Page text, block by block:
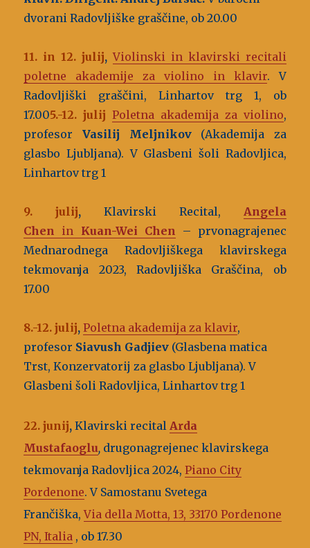
dvorani Radovljiške graščine, ob 20.00
11. in 12. julij, Violinski in klavirski recitali
poletne akademije za violino in klavir. V
Radovljiški graščini, Linhartov trg 1, ob
17.005.-12. julijPoletna akademija za violino,
profesor Vasilij Meljnikov(Akademija za
glasbo Ljubljana). V Glasbeni šoli Radovljica,
Linhartov trg 1
9. julij, Klavirski Recital, Angela
Chen
in Kuan-Wei Chen – prvonagrajenec
Mednarodnega Radovljiškega klavirskega
tekmovanja 2023, Radovljiška Graščina, ob
17.00
8.-12. julij, Poletna akademija za klavir,
profesor Siavush Gadjiev (Glasbena matica
Trst, Konzervatorij za glasbo Ljubljana). V
Glasbeni šoli Radovljica, Linhartov trg 1
22. junij, Klavirski recital Arda
Mustafaoglu, drugonagrejenec klavirskega
tekmovanja Radovljica 2024,Piano City
Pordenone. V Samostanu Svetega
Frančiška,Via della Motta, 13, 33170 Pordenone
PN, Italia , ob 17.30